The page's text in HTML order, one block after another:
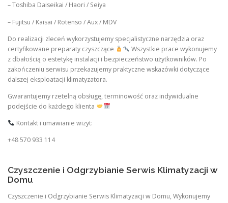
– Toshiba Daiseikai / Haori / Seiya
– Fujitsu / Kaisai / Rotenso / Aux / MDV
Do realizacji zleceń wykorzystujemy specjalistyczne narzędzia oraz
certyfikowane preparaty czyszczące
Wszystkie prace wykonujemy
z dbałością o estetykę instalacji i bezpieczeństwo użytkowników. Po
zakończeniu serwisu przekazujemy praktyczne wskazówki dotyczące
dalszej eksploatacji klimatyzatora.
Gwarantujemy rzetelną obsługę, terminowość oraz indywidualne
podejście do każdego klienta
Kontakt i umawianie wizyt:
+48 570 933 114
Czyszczenie i Odgrzybianie Serwis Klimatyzacji w
Domu
Czyszczenie i Odgrzybianie Serwis Klimatyzacji w Domu, Wykonujemy